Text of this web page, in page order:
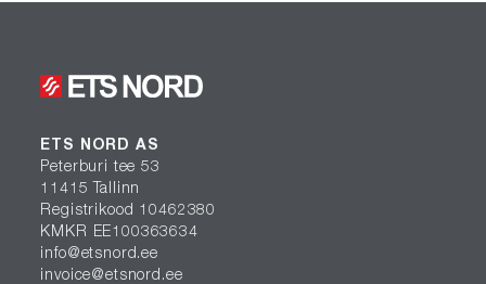
ETS NORD AS
Peterburi tee 53
11415 Tallinn
Registrikood 10462380
KMKR EE100363634
info@etsnord.ee
invoice@etsnord.ee